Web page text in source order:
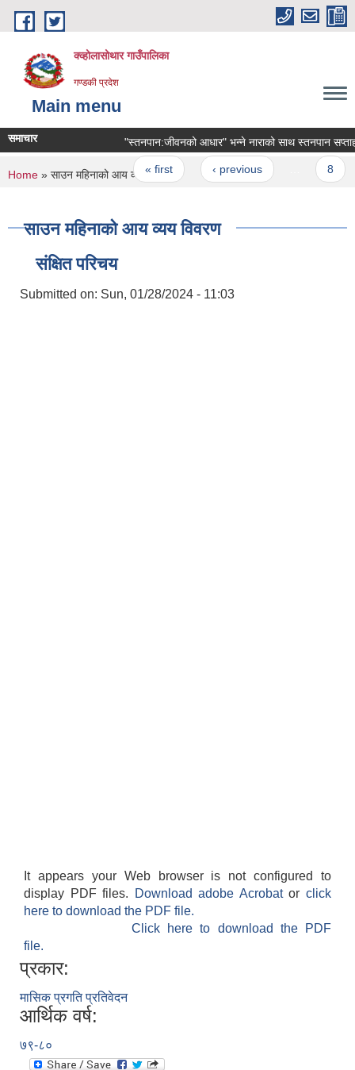
Skip to main content
क्व्होलासोथार गाउँपालिका
गण्डकी प्रदेश
Main menu
समाचार "स्तनपान:जीवनको आधार" भन्ने नाराको साथ स्तनपान सप्ताह
Pages
« first ‹ previous
You are here
Home » साउन महिनाको आय व्यय विवरण
साउन महिनाको आय व्यय विवरण
संक्षित परिचय
Submitted on: Sun, 01/28/2024 - 11:03
It appears your Web browser is not configured to
display PDF files.
Download adobe Acrobatorclick
here to download the PDF file.
Click here to download the PDF
file.
प्रकार:
मासिक प्रगति प्रतिवेदन
आर्थिक वर्ष:
७९-८०